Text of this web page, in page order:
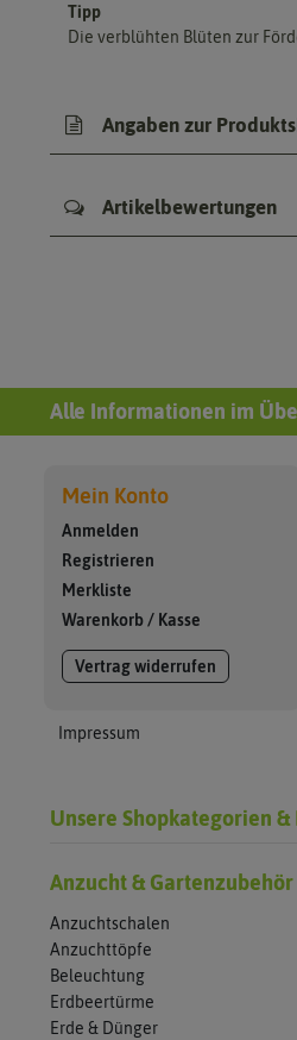
Tipp
Die verblühten Blüten zur
Angaben zur
Artikelbewertungen
Alle Informationen im
Mein Konto
Anmelden
Registrieren
Merkliste
Warenkorb / Kasse
Vertrag widerrufen
Impressum
Unsere Shopkategorien
Anzucht & Gartenzubehör
Anzuchtschalen
Anzuchttöpfe
Beleuchtung
Erdbeertürme
Erde & Dünger